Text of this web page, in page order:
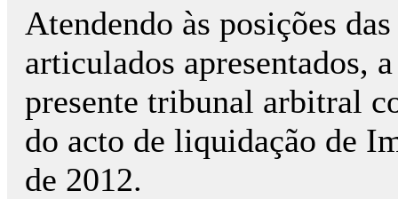
Atendendo às posições
articulados apresentados,
presente tribunal arbitral
do acto de liquidação de
de 2012.